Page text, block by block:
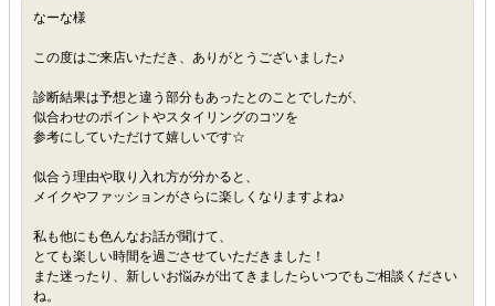
なーな様
この度はご来店いただき、ありがとうございました♪
診断結果は予想と違う部分もあったとのことでしたが、
似合わせのポイントやスタイリングのコツを
参考にしていただけて嬉しいです☆
似合う理由や取り入れ方が分かると、
メイクやファッションがさらに楽しくなりますよね♪
私も他にも色んなお話が聞けて、
とても楽しい時間を過ごさせていただきました！
また迷ったり、新しいお悩みが出てきましたらいつでもご相談ください
ね。